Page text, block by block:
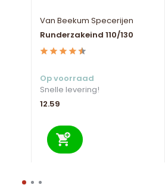
Van Beekum Specerijen
Runderzakeind 110/130
Op voorraad
Snelle levering!
12.59